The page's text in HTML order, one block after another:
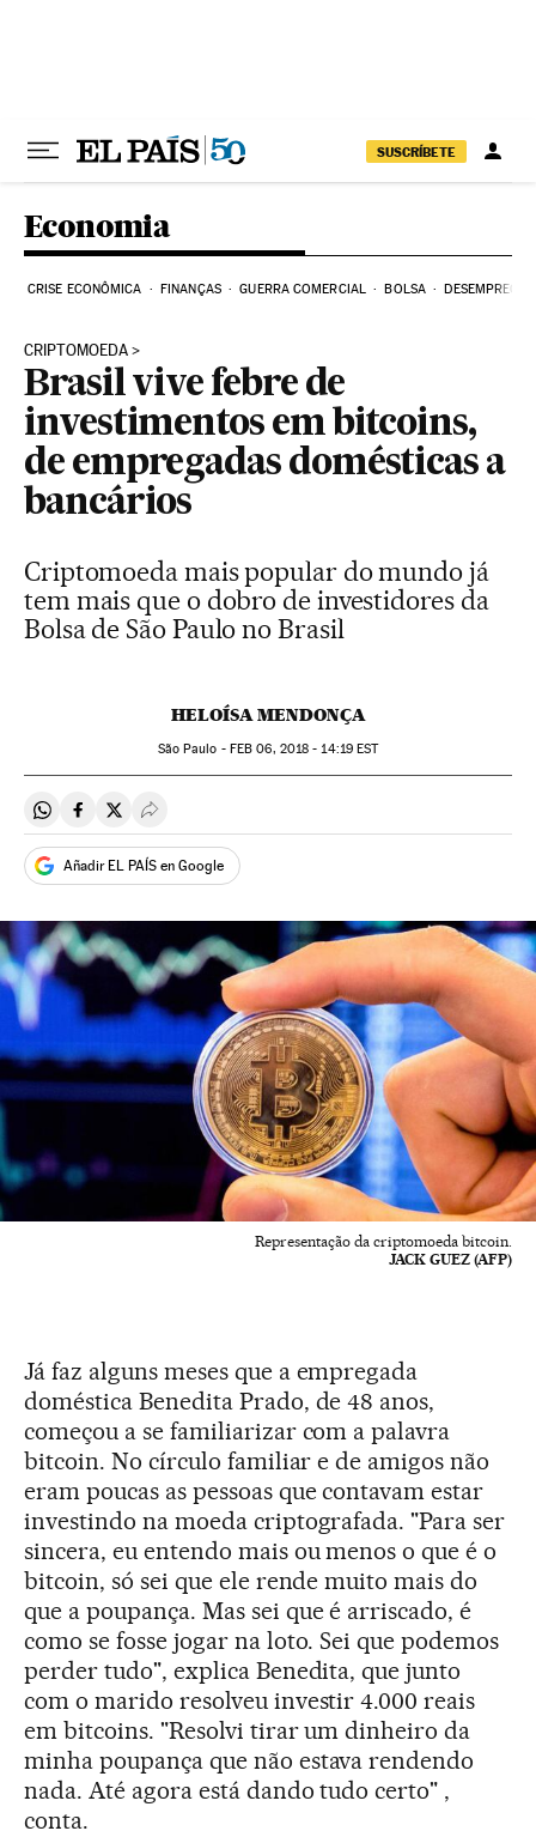
SUSCRÍBETE
Economia
CRISE ECONÔMICA FINANÇAS GUERRA COMERCIAL BOLSA DESEMPREGO
CRIPTOMOEDA
Brasil vive febre de
investimentos em bitcoins,
de empregadas domésticas a
bancários
Criptomoeda mais popular do mundo já
tem mais que o dobro de investidores da
Bolsa de São Paulo no Brasil
HELOÍSA MENDONÇA
São Paulo - FEB 06, 2018 - 14:19EST
Compartir en Whatsapp
Compartir en Facebook
Compartir en Twitter
Desplegar Redes Sociales
Añadir EL PAÍS en Google
Representação da criptomoeda bitcoin.
JACK GUEZ (AFP)
Já faz alguns meses que a empregada
doméstica Benedita Prado, de 48 anos,
começou a se familiarizar com a palavra
bitcoin. No círculo familiar e de amigos não
eram poucas as pessoas que contavam estar
investindo na moeda criptografada. "Para ser
sincera, eu entendo mais ou menos o que é o
bitcoin, só sei que ele rende muito mais do
que a poupança. Mas sei que é arriscado, é
como se fosse jogar na loto. Sei que podemos
perder tudo", explica Benedita, que junto
com o marido resolveu investir 4.000 reais
em bitcoins. "Resolvi tirar um dinheiro da
minha poupança que não estava rendendo
nada. Até agora está dando tudo certo" ,
conta.